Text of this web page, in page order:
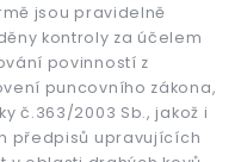
jsou pravidelně
kontroly za účelem
povinností z
puncovního zákona,
č.363/2003 Sb., jakož i
předpisů upravujících